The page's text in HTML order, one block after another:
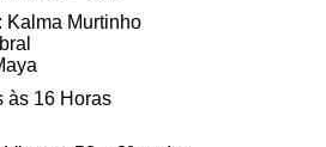
Kalma Murtinho
às 16 Horas